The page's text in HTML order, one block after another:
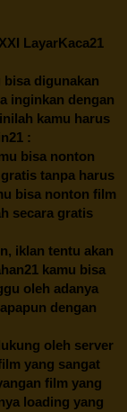
LayarKaca21
digunakan
inginkan dengan
kamu harus
:
bisa nonton
tanpa harus
bisa nonton film
secara gratis
iklan tentu akan
kamu bisa
oleh adanya
dengan
oleh server
yang sangat
film yang
loading yang